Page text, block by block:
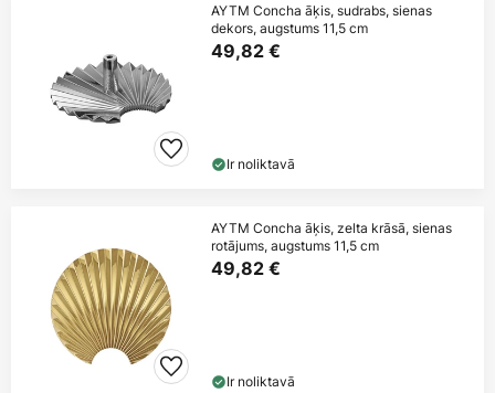
AYTM Concha āķis, sudrabs, sienas
dekors, augstums 11,5 cm
49,82 €
Ir noliktavā
AYTM Concha āķis, zelta krāsā, sienas
rotājums, augstums 11,5 cm
49,82 €
Ir noliktavā